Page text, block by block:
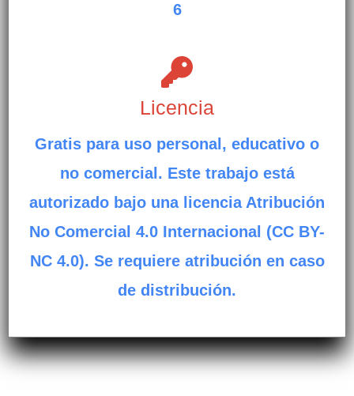
6
Licencia
Gratis para uso personal, educativo o
no comercial. Este trabajo está
autorizado bajo una licencia Atribución
No Comercial 4.0 Internacional (CC BY-
NC 4.0). Se requiere atribución en caso
de distribución.